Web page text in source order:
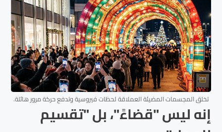
تخلق المجسمات المضيئة العملاقة لحظات فيروسية وتدفع حركة مرور هائلة.
إنه ليس "قضاءً"، بل "تقسيم